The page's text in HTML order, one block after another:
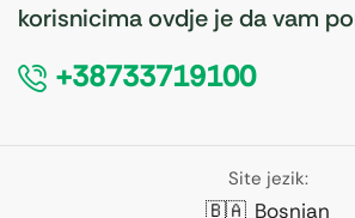
korisnicima ovdje je da vam
+38733719100
Site jezik:
🇧🇦 Bosnian